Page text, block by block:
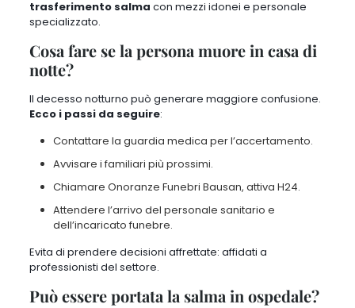
trasferimento salma con mezzi idonei e personale
specializzato.
Cosa fare se la persona muore in casa di
notte?
Il decesso notturno può generare maggiore confusione.
Ecco i passi da seguire:
Contattare la guardia medica per l’accertamento.
Avvisare i familiari più prossimi.
Chiamare Onoranze Funebri Bausan, attiva H24.
Attendere l’arrivo del personale sanitario e
dell’incaricato funebre.
Evita di prendere decisioni affrettate: affidati a
professionisti del settore.
Può essere portata la salma in ospedale?